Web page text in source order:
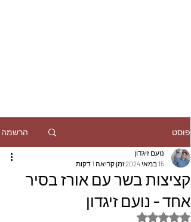
פוסט הרשמה
קציצות בשר עם אורז בסיר
אחד - נועם זיגדון
נועם זיגדון
15 במאי 2024
זמן קריאה 1 דקות
דירוג של NaN מתוך 5 כוכבים